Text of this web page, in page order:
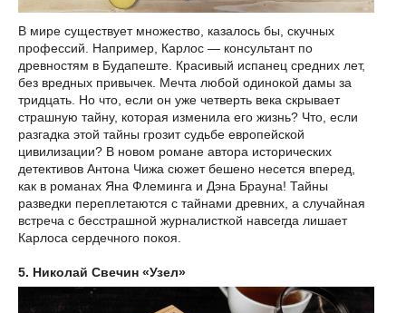
В мире существует множество, казалось бы, скучных
профессий. Например, Карлос — консультант по
древностям в Будапеште. Красивый испанец средних лет,
без вредных привычек. Мечта любой одинокой дамы за
тридцать. Но что, если он уже четверть века скрывает
страшную тайну, которая изменила его жизнь? Что, если
разгадка этой тайны грозит судьбе европейской
цивилизации? В новом романе автора исторических
детективов Антона Чижа сюжет бешено несется вперед,
как в романах Яна Флеминга и Дэна Брауна! Тайны
разведки переплетаются с тайнами древних, а случайная
встреча с бесстрашной журналисткой навсегда лишает
Карлоса сердечного покоя.
5. Николай Свечин «Узел»